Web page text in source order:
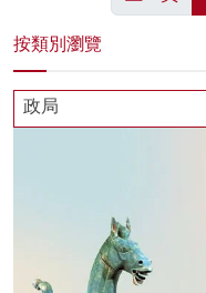
按類別瀏覽
政局